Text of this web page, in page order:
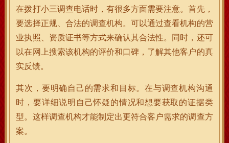
在拨打小三调查电话时，有很多方面需要注意。首先，
要选择正规、合法的调查机构。可以通过查看机构的营
业执照、资质证书等方式来确认其合法性。同时，还可
以在网上搜索该机构的评价和口碑，了解其他客户的真
实反馈。
其次，要明确自己的需求和目标。在与调查机构沟通
时，要详细说明自己怀疑的情况和想要获取的证据类
型。这样调查机构才能制定出更符合客户需求的调查方
案。